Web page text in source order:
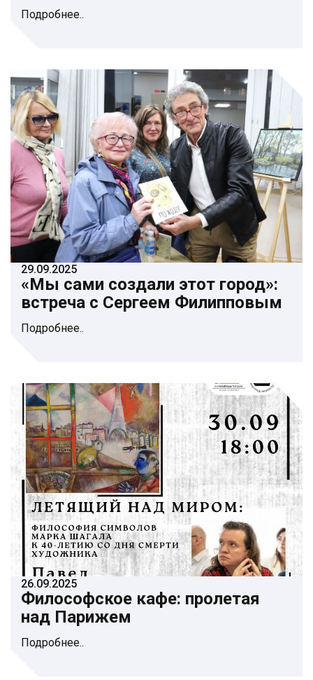
Подробнее..
29.09.2025
«Мы сами создали этот город»:
встреча с Сергеем Филипповым
Подробнее..
26.09.2025
Философское кафе: пролетая
над Парижем
Подробнее..